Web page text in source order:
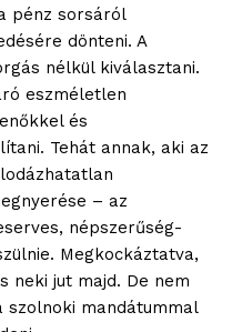
pénz sorsáról
dönteni. A
nélkül kiválasztani.
eszméletlen
és
Tehát annak, aki az
– az
népszerűség-
Megkockáztatva,
neki jut majd. De nem
mandátummal